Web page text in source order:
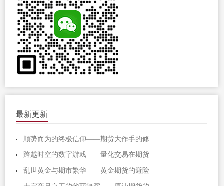
最新更新
顺势而为的终极信仰——期货大作手的修
跨越时空的数字游戏——量化交易在期货
乱世黄金与期市繁华——黄金期货的避险